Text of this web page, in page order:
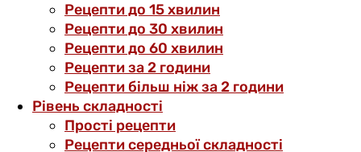
Рецепти до 15 хвилин
Рецепти до 30 хвилин
Рецепти до 60 хвилин
Рецепти за 2 години
Рецепти більш ніж за 2 години
Рівень складності
Прості рецепти
Рецепти середньої складності